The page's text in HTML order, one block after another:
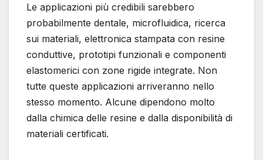
Le applicazioni più credibili sarebbero
probabilmente dentale, microfluidica, ricerca
sui materiali, elettronica stampata con resine
conduttive, prototipi funzionali e componenti
elastomerici con zone rigide integrate. Non
tutte queste applicazioni arriveranno nello
stesso momento. Alcune dipendono molto
dalla chimica delle resine e dalla disponibilità di
materiali certificati.